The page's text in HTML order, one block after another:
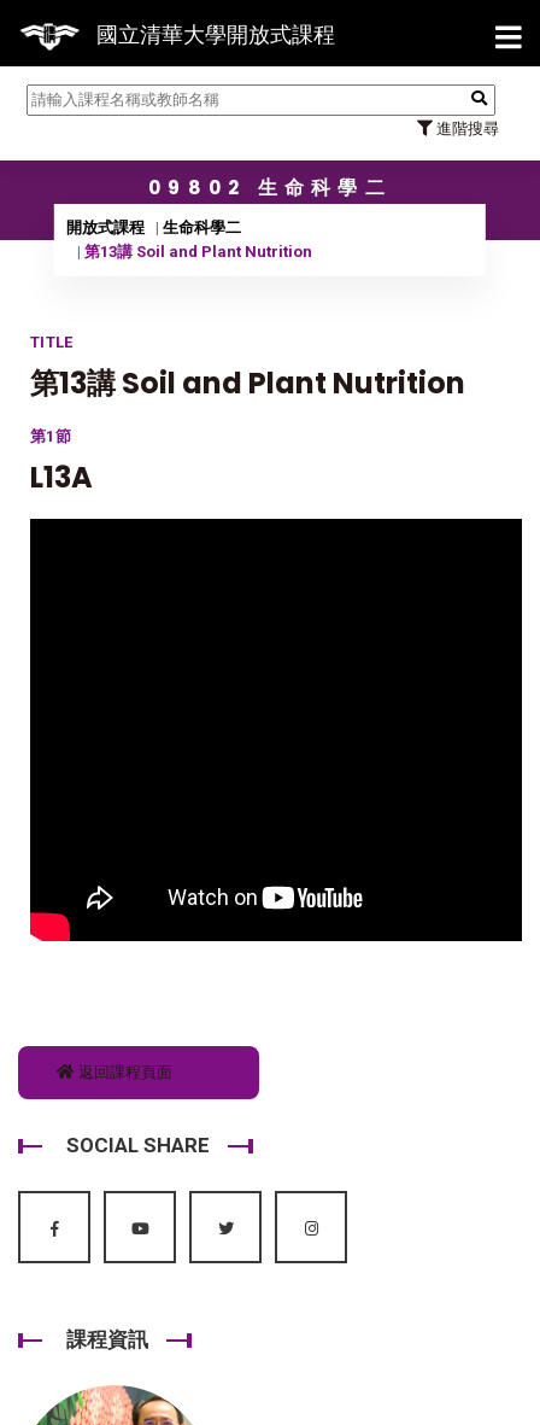
國立清華大學開放式課程
進階搜尋
【
09802 生命科學二
開放式課程
生命科學二
第13講 Soil and Plant Nutrition
TITLE
第13講 Soil and Plant Nutrition
第1節
L13A
返回課程頁面
SOCIAL SHARE
課程資訊